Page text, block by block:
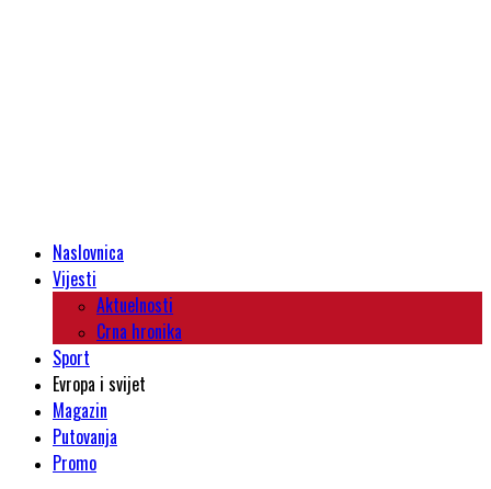
Naslovnica
Vijesti
Aktuelnosti
Crna hronika
Sport
Evropa i svijet
Magazin
Putovanja
Promo